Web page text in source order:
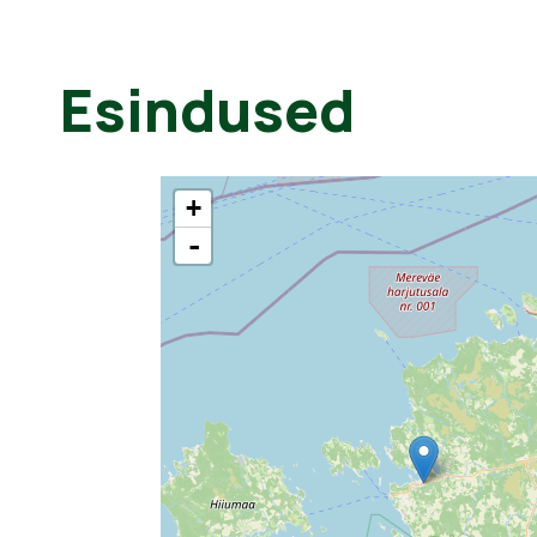
Esindused
+
-